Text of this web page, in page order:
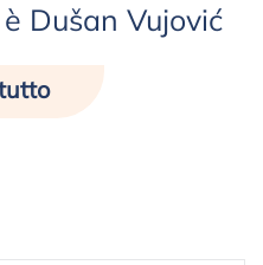
Dušan Vujović